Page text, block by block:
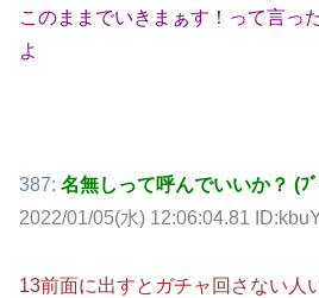
このままでいきまぁす！って言っ
よ
387: 名無しって呼んでいいか？ (ﾌ
2022/01/05(水) 12:06:04.81
13前面に出すとガチャ回さない人